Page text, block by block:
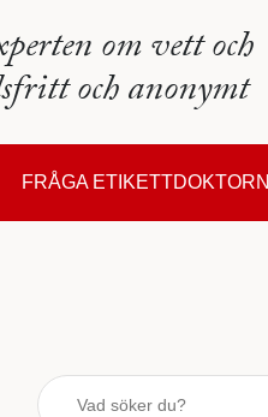
om vett och
och anonymt
FRÅGA ETIKETTDOKTORN